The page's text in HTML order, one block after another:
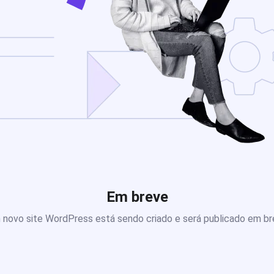
Em breve
novo site WordPress está sendo criado e será publicado em